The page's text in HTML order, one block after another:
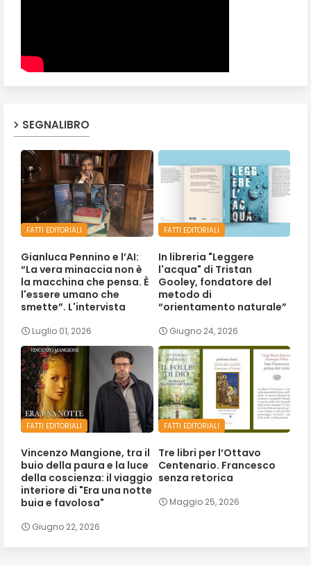
SEGNALIBRO
FATTI EDITORIALI
Gianluca Pennino e l’AI:
“La vera minaccia non è
la macchina che pensa. È
l'essere umano che
smette”. L'intervista
Luglio 01, 2026
FATTI EDITORIALI
In libreria "Leggere
l'acqua" di Tristan
Gooley, fondatore del
metodo di
“orientamento naturale”
Giugno 24, 2026
FATTI EDITORIALI
Vincenzo Mangione, tra il
buio della paura e la luce
della coscienza: il viaggio
interiore di "Era una notte
buia e favolosa"
Giugno 22, 2026
FATTI EDITORIALI
Tre libri per l’Ottavo
Centenario. Francesco
senza retorica
Maggio 25, 2026